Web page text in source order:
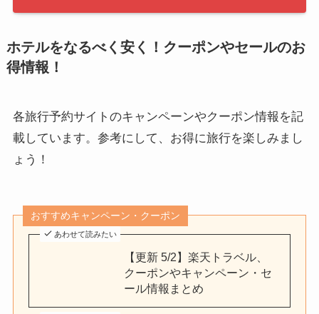
ホテルをなるべく安く！クーポンやセールのお
得情報！
各旅行予約サイトのキャンペーンやクーポン情報を記
載しています。参考にして、お得に旅行を楽しみまし
ょう！
おすすめキャンペーン・クーポン
あわせて読みたい
【更新 5/2】楽天トラベル、
クーポンやキャンペーン・セ
ール情報まとめ